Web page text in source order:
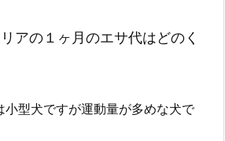
アの１ヶ月のエサ代はどのく
小型犬ですが運動量が多めな犬で